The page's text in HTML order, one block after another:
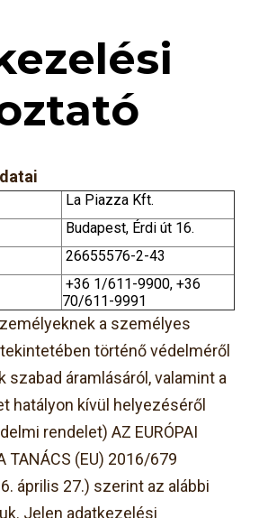
La Piazza Kft.
Budapest, Érdi út 16.
26655576-2-43
+36 1/611-9900, +36
70/611-9991
a személyes
történő védelméről
szabad áramlásáról, valamint a
hatályon kívül helyezéséről
rendelet) AZ EURÓPAI
TANÁCS (EU) 2016/679
április 27.) szerint az alábbi
Jelen adatkezelési